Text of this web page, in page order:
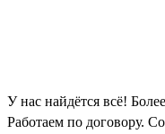
У нас найдётся всё!
Работаем по договору.